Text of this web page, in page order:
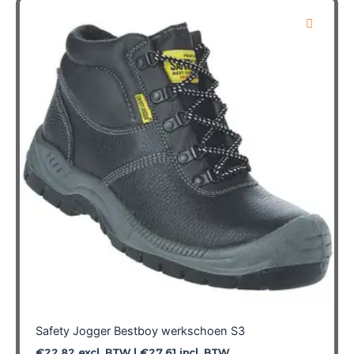
Deze
optie
kan
gekozen
worden
op
de
productpagina
Safety Jogger Bestboy werkschoen S3